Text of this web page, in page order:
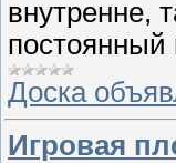
внутренне,
постоянный
Доска
Игровая